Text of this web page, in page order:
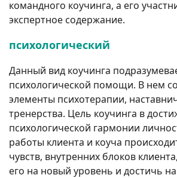
командного коучинга, а его
экспертное содержание.
психологический
Данный вид коучинга
психологической помощи. В нем
элементы психотерапии,
тренерства. Цель коучинга в
психологической гармонии
работы клиента и коуча
чувств, внутренних блоков
его на новый уровень и достичь